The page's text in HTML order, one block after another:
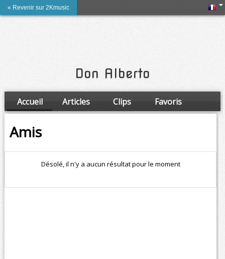
« Revenir sur 2Kmusic
Don Alberto
Accueil Articles Clips
Favoris
Amis
Amis
Désolé, il n'y a aucun résultat pour le moment